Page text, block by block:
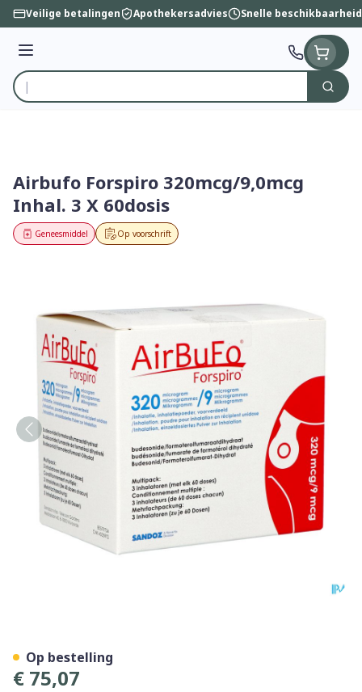
Ga naar de inhoud
Veilige betalingen Apothekersadvies Snelle beschikbaarheid
Menu
Product, merk, categorie...
Zoek
Airbufo Forspiro 320mcg/9,0mcg
Inhal. 3 X 60dosis
Op voorschrift
Geneesmiddel
€ 75,07
Op bestelling